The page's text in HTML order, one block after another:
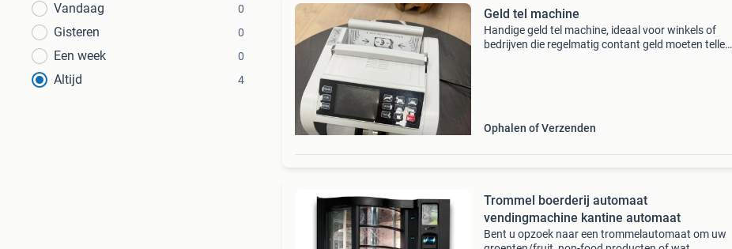
Vandaag
0
Gisteren 0
Een week 0
Altijd 4
Geld tel machine
Handige geld tel machine, ideaal voor winkels of
bedrijven die regelmatig contant geld moeten tellen.
Ophalen of Verzenden
Trommel boerderij automaat
vendingmachine kantine automaat
Bent u opzoek naar een trommelautomaat om uw